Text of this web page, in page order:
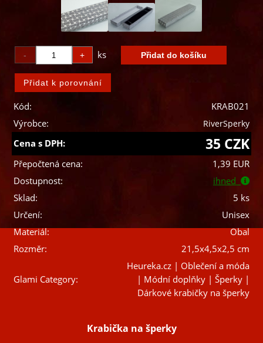
ks
Kód:
KRAB021
Výrobce:
RiverSperky
Cena s DPH: 35 CZK
Přepočtená cena:
1,39 EUR
Dostupnost:
ihned
Sklad:
5 ks
Určení:
Unisex
Materiál:
Obal
Rozměr:
21,5x4,5x2,5 cm
Glami Category:
Heureka.cz | Oblečení a móda
| Módní doplňky | Šperky |
Dárkové krabičky na šperky
Krabička na šperky